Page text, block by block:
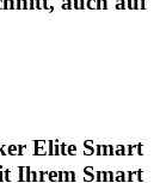
Elite Smart
Ihrem Smart